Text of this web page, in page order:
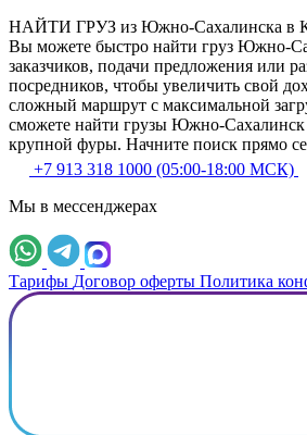
НАЙТИ ГРУЗ из Южно-Сахалинска в
Вы можете быстро найти груз Южно-
заказчиков, подачи предложения или
посредников, чтобы увеличить свой
сложный маршрут с максимальной
сможете найти грузы Южно-Сахалинск
крупной фуры. Начните поиск прямо
+7 913 318 1000 (05:00-18:00 МСК)
Мы в мессенджерах
Тарифы Договор оферты Политика